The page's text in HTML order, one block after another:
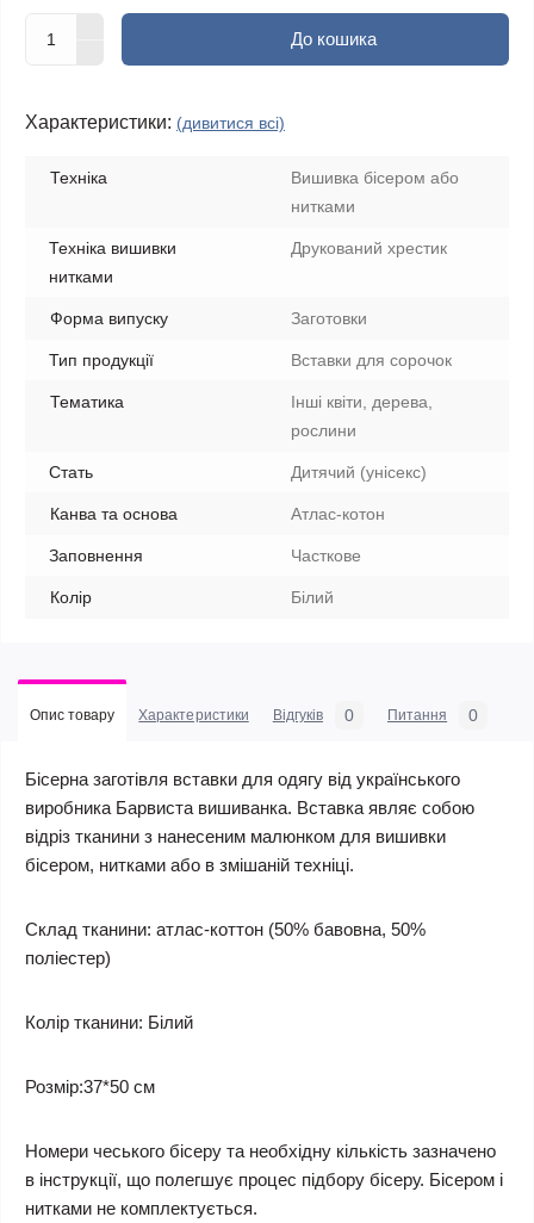
До кошика
Характеристики: (дивитися всі)
Техніка
Вишивка бісером або
нитками
Техніка вишивки
нитками
Друкований хрестик
Форма випуску Заготовки
Тип продукції Вставки для сорочок
Тематика
Інші квіти, дерева,
рослини
Стать Дитячий (унісекс)
Канва та основа Атлас-котон
Заповнення Часткове
Колір Білий
Опис товару Характеристики Відгуків 0 Питання 0
Бісерна заготівля вставки для одягу від українського
виробника Барвиста вишиванка. Вставка являє собою
відріз тканини з нанесеним малюнком для вишивки
бісером, нитками або в змішаній техніці.
Склад тканини: атлас-коттон (50% бавовна, 50%
поліестер)
Колір тканини: Білий
Розмір:37*50 см
Номери чеського бісеру та необхідну кількість зазначено
в інструкції, що полегшує процес підбору бісеру. Бісером і
нитками не комплектується.